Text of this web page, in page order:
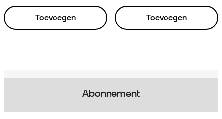
Toevoegen Toevoegen
Abonnement